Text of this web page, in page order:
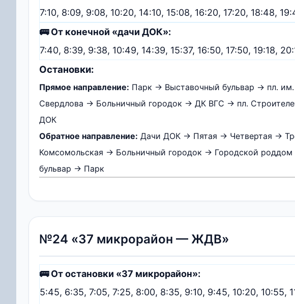
7:10, 8:09, 9:08, 10:20, 14:10, 15:08, 16:20, 17:20, 18:48,
🚌 От конечной «дачи ДОК»:
7:40, 8:39, 9:38, 10:49, 14:39, 15:37, 16:50, 17:50, 19:18,
Остановки:
Прямое направление: Парк → Выставочный бульвар → пл.
Свердлова → Больничный городок → ДК ВГС → пл.
ДОК
Обратное направление: Дачи ДОК → Пятая → Четвертая →
Комсомольская → Больничный городок → Городской
бульвар → Парк
№24 «37 микрорайон — ЖДВ»
🚌 От остановки «37 микрорайон»:
5:45, 6:35, 7:05, 7:25, 8:00, 8:35, 9:10, 9:45, 10:20, 10:55,